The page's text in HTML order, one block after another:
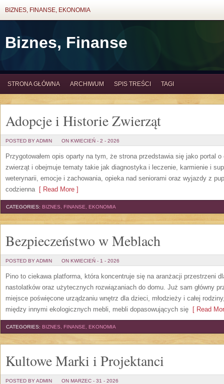
BIZNES, FINANSE, EKONOMIA
Biznes, Finanse
STRONA GŁÓWNA ARCHIWUM SPIS TREŚCI TAGI
Adopcje i Historie Zwierząt
POSTED BY ADMIN ON KWIECIEŃ - 2 - 2026
Przygotowałem opis oparty na tym, że strona przedstawia się jako portal
zwierząt i obejmuje tematy takie jak diagnostyka i leczenie, karmienie i
weterynarii, emocje i zachowania, opieka nad seniorami oraz wyjazdy z
codzienna[ Read More ]
CATEGORIES: BIZNES, FINANSE, EKONOMIA
Bezpieczeństwo w Meblach
POSTED BY ADMIN ON KWIECIEŃ - 1 - 2026
Pino to ciekawa platforma, która koncentruje się na aranżacji przestrzeni
nastolatków oraz użytecznych rozwiązaniach do domu. Już sam główny
miejsce poświęcone urządzaniu wnętrz dla dzieci, młodzieży i całej
między innymi ekologicznych mebli, mebli dopasowujących się [ Read
CATEGORIES: BIZNES, FINANSE, EKONOMIA
Kultowe Marki i Projektanci
POSTED BY ADMIN ON MARZEC - 31 - 2026